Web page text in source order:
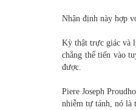
Nhận định này hợp
Kỳ thật trực giác và
chẳng thể tiến vào
được.
Piere Joseph
nhiễm tự tánh, nó là